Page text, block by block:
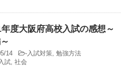
度大阪府高校入試の感想～
14 -入試対策, 勉強方法
試, 社会